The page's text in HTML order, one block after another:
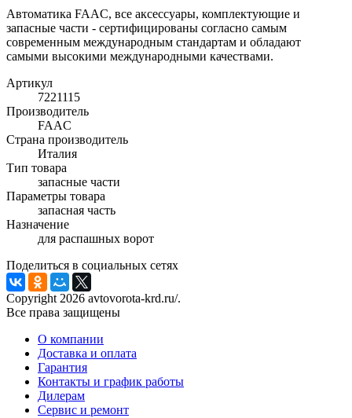
Автоматика FAAC, все аксессуары, комплектующие и
запасные части - сертифицированы согласно самым
современным международным стандартам и обладают
самыми высокими международными качествами.
Артикул
7221115
Производитель
FAAC
Страна производитель
Италия
Тип товара
запасные части
Параметры товара
запасная часть
Назначение
для распашных ворот
Поделиться в социальных сетях
Copyright 2026 avtovorota-krd.ru/.
Все права защищены
О компании
Доставка и оплата
Гарантия
Контакты и график работы
Дилерам
Сервис и ремонт